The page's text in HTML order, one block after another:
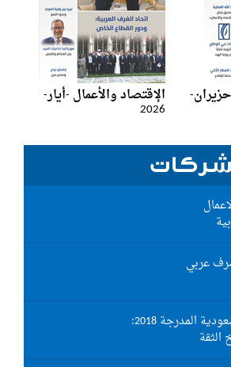
الإقتصاد والأعمال -أيار-
2026
المدرجة 2018: